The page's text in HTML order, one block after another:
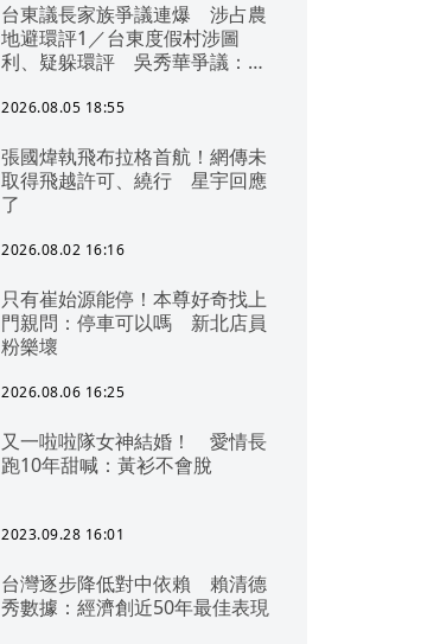
台東議長家族爭議連爆 涉占農
地避環評1／台東度假村涉圖
利、疑躲環評 吳秀華爭議：概
2026.08.05 18:55
張國煒執飛布拉格首航！網傳未
取得飛越許可、繞行 星宇回應
了
2026.08.02 16:16
只有崔始源能停！本尊好奇找上
門親問：停車可以嗎 新北店員
粉樂壞
2026.08.06 16:25
又一啦啦隊女神結婚！ 愛情長
跑10年甜喊：黃衫不會脫
2023.09.28 16:01
台灣逐步降低對中依賴 賴清德
秀數據：經濟創近50年最佳表現